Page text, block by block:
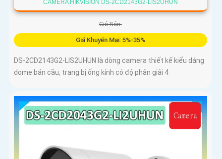
CAMERA HIKVISION DS-2CD2143G2-LIS2UHUN
Giá Bán:
Giá Khuyến Mại: 5%-35%
DS-2CD2143G2-LIS2UHUN là dòng camera thiết kế kiểu dáng
dome bán cầu, trang bị ống kính có độ phân giải 4